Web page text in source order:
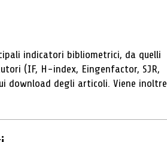
indicatori bibliometrici, da quelli
(IF, H-index, Eingenfactor, SJR,
download degli articoli. Viene inoltre